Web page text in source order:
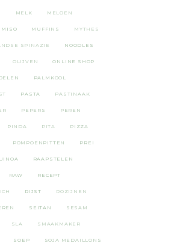
MELK MELOEN
MISO MUFFINS MYTHES
SPINAZIE NOODLES
OLIJVEN ONLINE SHOP
PALMKOOL
PASTA PASTINAAK
PEPERS PEREN
PINDA PITA PIZZA
POMPOENPITTEN PREI
RAAPSTELEN
RAW RECEPT
RIJST ROZIJNEN
SEITAN SESAM
SLA SMAAKMAKER
SOEP SOJA MEDAILLONS